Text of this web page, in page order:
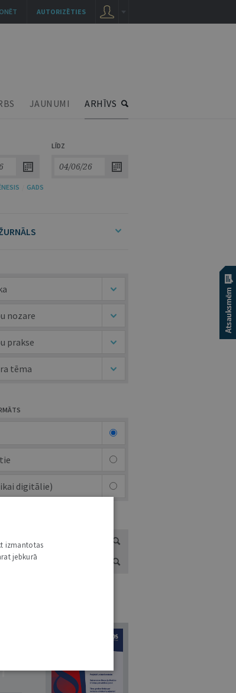
JAUNUMI ARHĪVS
LĪDZ
GADS
nozare
prakse
tēma
digitālie)
AUTORIZĒTIES
izmantotas
jebkurā